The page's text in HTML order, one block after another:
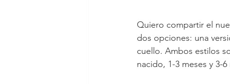
Quiero compartir el
dos opciones: una
cuello. Ambos estilos
nacido, 1-3 meses y 3-6